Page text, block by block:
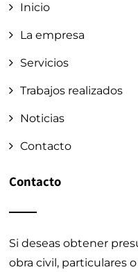
Inicio
La empresa
Servicios
Trabajos realizados
Noticias
Contacto
Contacto
Si deseas obtener
obra civil, particulares